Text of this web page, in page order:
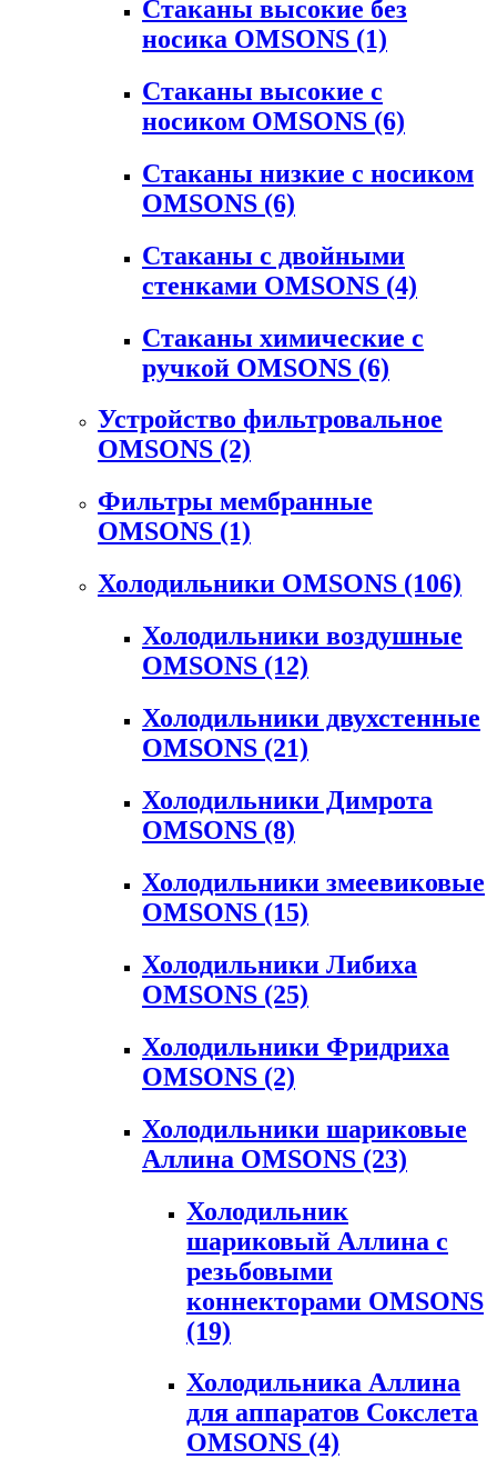
Стаканы высокие без
носика OMSONS (1)
Стаканы высокие с
носиком OMSONS (6)
Стаканы низкие с носиком
OMSONS (6)
Стаканы с двойными
стенками OMSONS (4)
Стаканы химические с
ручкой OMSONS (6)
Устройство фильтровальное
OMSONS (2)
Фильтры мембранные
OMSONS (1)
Холодильники OMSONS (106)
Холодильники воздушные
OMSONS (12)
Холодильники двухстенные
OMSONS (21)
Холодильники Димрота
OMSONS (8)
Холодильники змеевиковые
OMSONS (15)
Холодильники Либиха
OMSONS (25)
Холодильники Фридриха
OMSONS (2)
Холодильники шариковые
Аллина OMSONS (23)
Холодильник
шариковый Аллина с
резьбовыми
коннекторами OMSONS
(19)
Холодильника Аллина
для аппаратов Сокслета
OMSONS (4)